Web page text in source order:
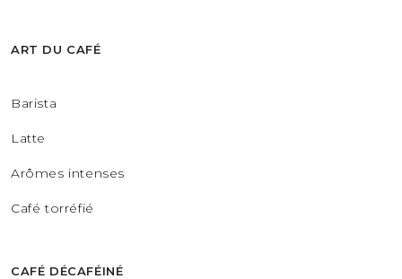
ART DU CAFÉ
Barista
Latte
Arômes intenses
Café torréfié
CAFÉ DÉCAFÉINÉ